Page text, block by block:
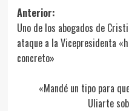
Navegación
de
entradas
Anterior:
Uno de los abogados de
ataque a la Vicepresidenta
concreto»
«Mandé un tipo para
Uliarte